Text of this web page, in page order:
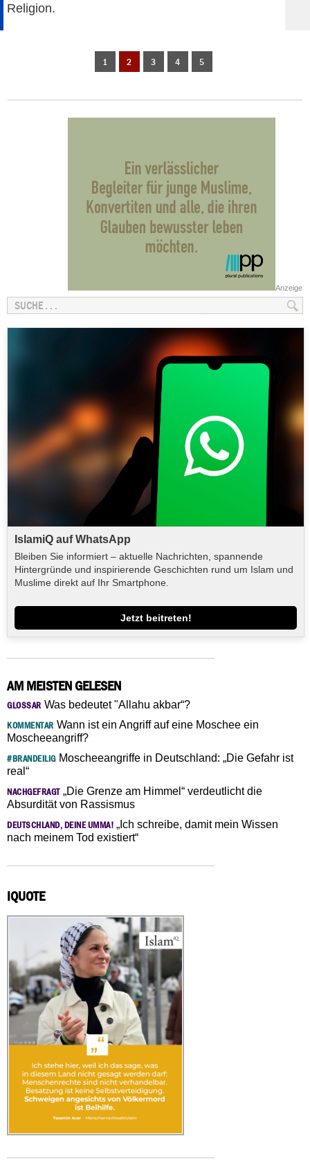
Religion.
1 2 3 4 5
Anzeige
IslamiQ auf WhatsApp
Bleiben Sie informiert – aktuelle Nachrichten, spannende
Hintergründe und inspirierende Geschichten rund um Islam und
Muslime direkt auf Ihr Smartphone.
Jetzt beitreten!
AM MEISTEN GELESEN
GLOSSAR Was bedeutet "Allahu akbar“?
KOMMENTAR Wann ist ein Angriff auf eine Moschee ein
Moscheeangriff?
#BRANDEILIGMoscheeangriffe in Deutschland: „Die Gefahr ist
real“
NACHGEFRAGT„Die Grenze am Himmel“ verdeutlicht die
Absurdität von Rassismus
DEUTSCHLAND, DEINE UMMA! „Ich schreibe, damit mein Wissen
nach meinem Tod existiert“
IQUOTE